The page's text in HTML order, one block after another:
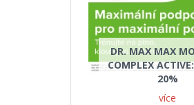
DR. MAX MAX
COMPLEX
20%
více